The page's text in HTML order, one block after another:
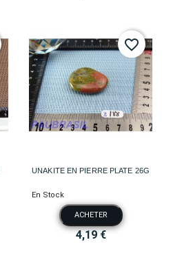
UNAKITE EN PIERRE PLATE 26G
En Stock
ACHETER
4,19 €
favorite_border